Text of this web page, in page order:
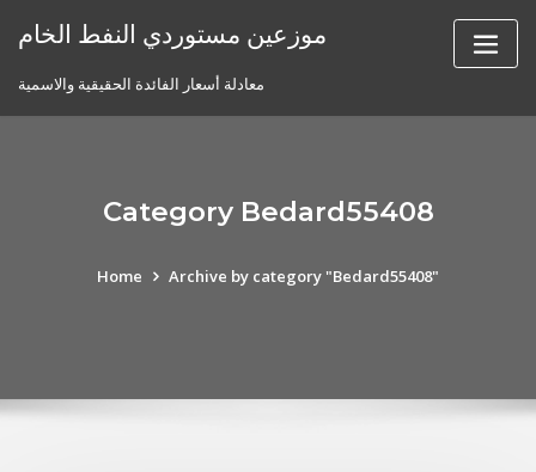
موزعين مستوردي النفط الخام
معادلة أسعار الفائدة الحقيقية والاسمية
Category Bedard55408
Home Archive by category "Bedard55408"